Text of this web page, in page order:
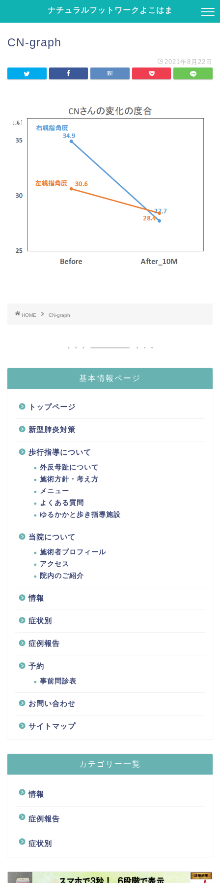
ナチュラルフットワークよこはま
CN-graph
2021年8月22日
HOME CN-graph
基本情報ページ
トップページ
新型肺炎対策
歩行指導について
外反母趾について
施術方針・考え方
メニュー
よくある質問
ゆるかかと歩き指導施設
当院について
施術者プロフィール
アクセス
院内のご紹介
情報
症状別
症例報告
予約
事前問診表
お問い合わせ
サイトマップ
カテゴリー一覧
情報
症例報告
症状別